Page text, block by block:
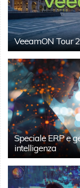
VeeamON Tour
Speciale ERP e
intelligenza